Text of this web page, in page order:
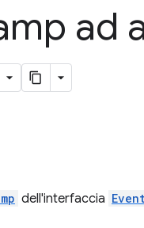
ad
dell'interfaccia